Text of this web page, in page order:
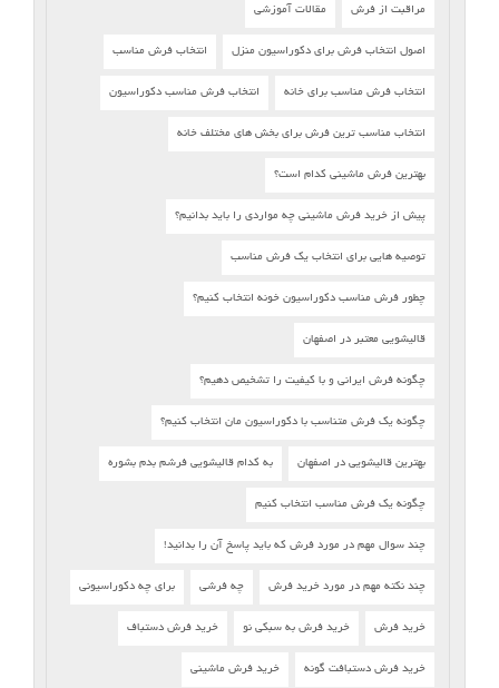
مراقبت از فرش مقالات آموزشی
اصول انتخاب فرش برای دکوراسیون منزل انتخاب فرش مناسب
انتخاب فرش مناسب برای خانه انتخاب فرش مناسب دکوراسیون
انتخاب مناسب ترین فرش برای بخش های مختلف خانه
بهترین فرش ماشینی کدام است؟
پیش از خرید فرش ماشینی چه مواردی را باید بدانیم؟
توصیه هایی برای انتخاب یک فرش مناسب
چطور فرش مناسب دکوراسیون خونه انتخاب کنیم؟
قالیشویی معتبر در اصفهان
چگونه فرش ایرانی و با کیفیت را تشخیص دهیم؟
چگونه یک فرش متناسب با دکوراسیون مان انتخاب کنیم؟
بهترین قالیشویی در اصفهان به کدام قالیشویی فرشم بدم بشوره
چگونه یک فرش مناسب انتخاب کنیم
چند سوال مهم در مورد فرش که باید پاسخ آن را بدانید!
چند نکته مهم در مورد خرید فرش چه فرشی برای چه دکوراسیونی
خرید فرش خرید فرش به سبکی نو خرید فرش دستباف
خرید فرش دستبافت گونه خرید فرش ماشینی